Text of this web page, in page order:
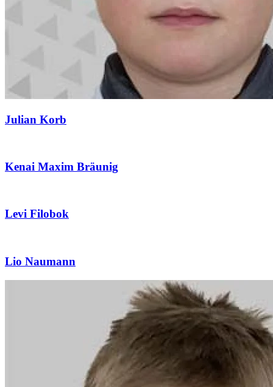
Julian Korb
Kenai Maxim Bräunig
Levi Filobok
Lio Naumann